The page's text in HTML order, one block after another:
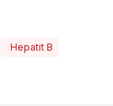
Hepatit B